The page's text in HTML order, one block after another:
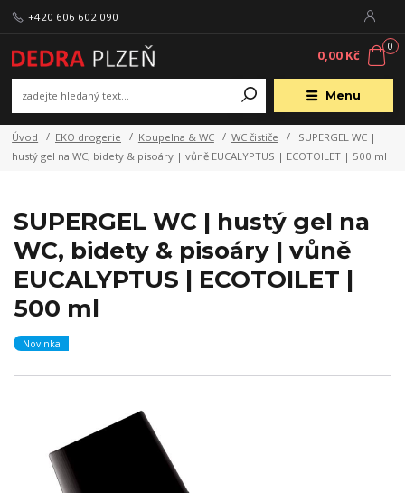
Menu
+420 606 602 090
0
0,00 Kč
Úvod EKO drogerie Koupelna & WC WC čističe
SUPERGEL WC |
hustý gel na WC, bidety & pisoáry | vůně EUCALYPTUS | ECOTOILET | 500 ml
SUPERGEL WC | hustý gel na
WC, bidety & pisoáry | vůně
EUCALYPTUS | ECOTOILET |
500 ml
Novinka